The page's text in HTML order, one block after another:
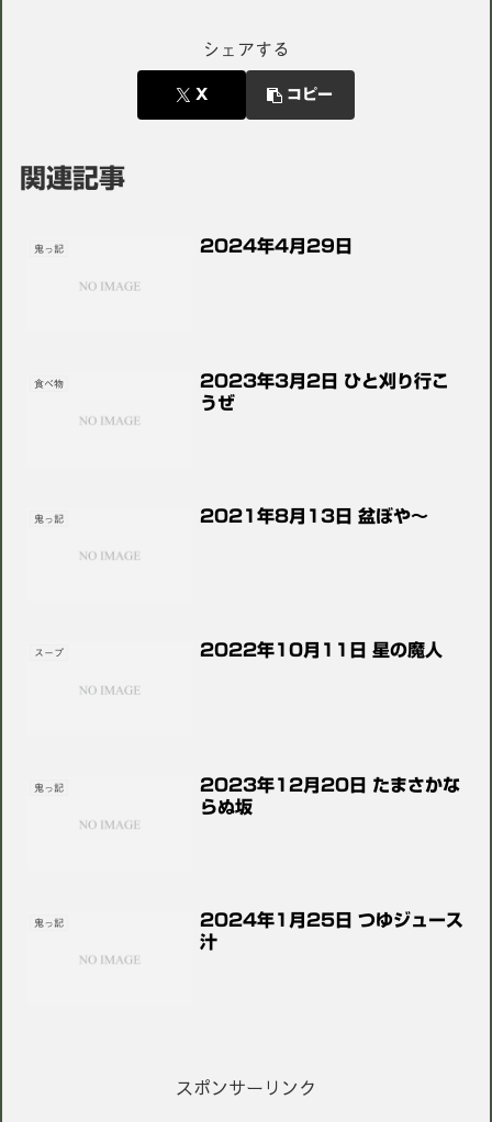
シェアする
X コピー
関連記事
鬼っ記 2024年4月29日
食べ物
2023年3月2日 ひと刈り行こ
うぜ
鬼っ記 2021年8月13日 盆ぼや〜
スープ 2022年10月11日 星の魔人
鬼っ記
2023年12月20日 たまさかな
らぬ坂
鬼っ記
2024年1月25日 つゆジュース
汁
スポンサーリンク